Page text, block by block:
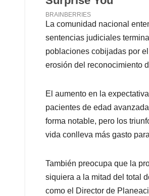
La comunidad nacional
sentencias judiciales
poblaciones cobijadas por
erosión del reconocimiento
El aumento en la
pacientes de edad
forma notable, pero los
vida conlleva más gasto
También preocupa que la
siquiera a la mitad del total
como el Director de